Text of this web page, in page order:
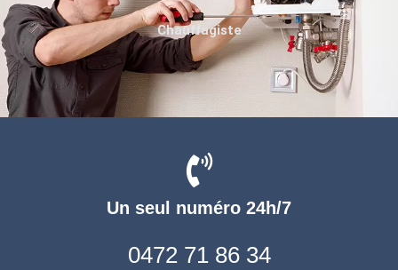
Un seul numéro 24h/7
0472 71 86 34
Chauffagiste